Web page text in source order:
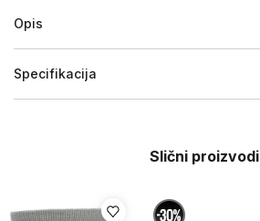
Opis
Specifikacija
Slični proizvodi